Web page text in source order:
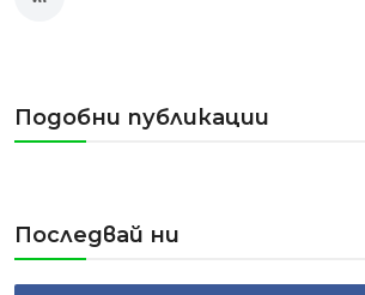
Подобни публикации
Последвай ни